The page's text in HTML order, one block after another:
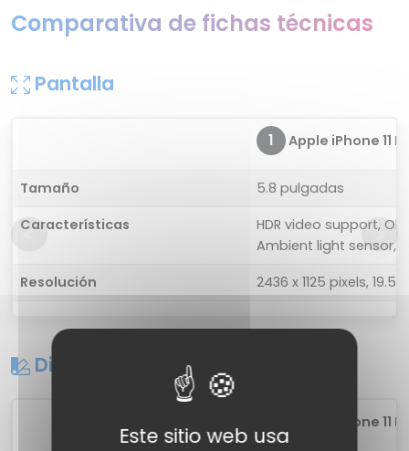
Comparativa de fichas técnicas
Pantalla
1 Apple iPhone 11
Tamaño
5.8 pulgadas
Características
HDR video support,
Ambient light sensor,
Resolución
2436 x 1125 pixels,
Diseño
Apple iPhone 11
Este sitio web usa